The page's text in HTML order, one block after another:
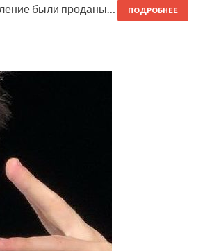
были проданы…
ПОДРОБНЕЕ